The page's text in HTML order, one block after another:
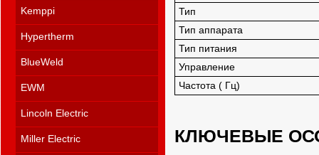
Kemppi
Hypertherm
BlueWeld
EWM
Lincoln Electric
Miller Electric
Тип
Тип аппарата
Тип питания
Управление
Частота ( Гц)
КЛЮЧЕВЫЕ